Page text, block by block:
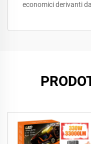
economici derivanti